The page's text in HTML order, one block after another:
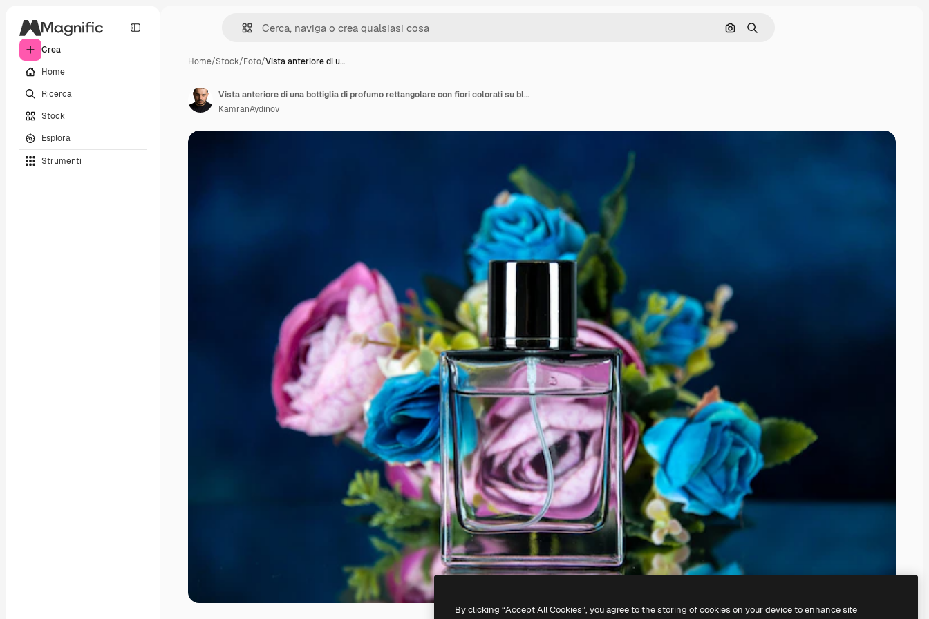
Crea
Home
Ricerca
Stock
Esplora
Strumenti
Cerca per immagine
Ricerca
Home/Stock/Foto/Vista anteriore di u…
Vista anteriore di una bottiglia di profumo rettangolare con fiori colorati su blu scuro
KamranAydinov
By clicking “Accept All Cookies”, you agree to the storing of cookies on your device to enhance site